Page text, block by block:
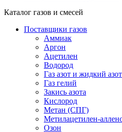
Каталог газов и смесей
Поставщики газов
Аммиак
Аргон
Ацетилен
Водород
Газ азот и жидкий азот
Газ гелий
Закись азота
Кислород
Метан (СПГ)
Метилацетилен-
Озон